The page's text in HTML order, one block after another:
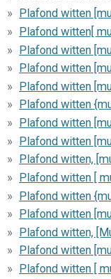
Plafond witten
Plafond witten[
Plafond witten
Plafond witten
Plafond witten
Plafond witten
Plafond witten
Plafond witten
Plafond witten,
Plafond witten [
Plafond witten
Plafond witten
Plafond witten,
Plafond witten
Plafond witten [